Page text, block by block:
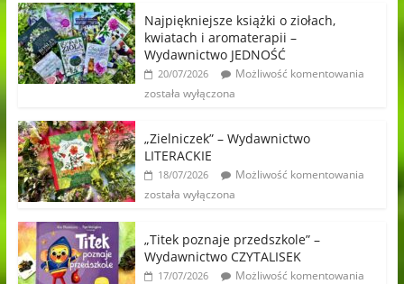
Najpiękniejsze książki o ziołach,
kwiatach i aromaterapii –
Wydawnictwo JEDNOŚĆ
20/07/2026
Możliwość komentowania
została wyłączona
„Zielniczek” – Wydawnictwo
LITERACKIE
18/07/2026
Możliwość komentowania
została wyłączona
„Titek poznaje przedszkole” –
Wydawnictwo CZYTALISEK
17/07/2026
Możliwość komentowania